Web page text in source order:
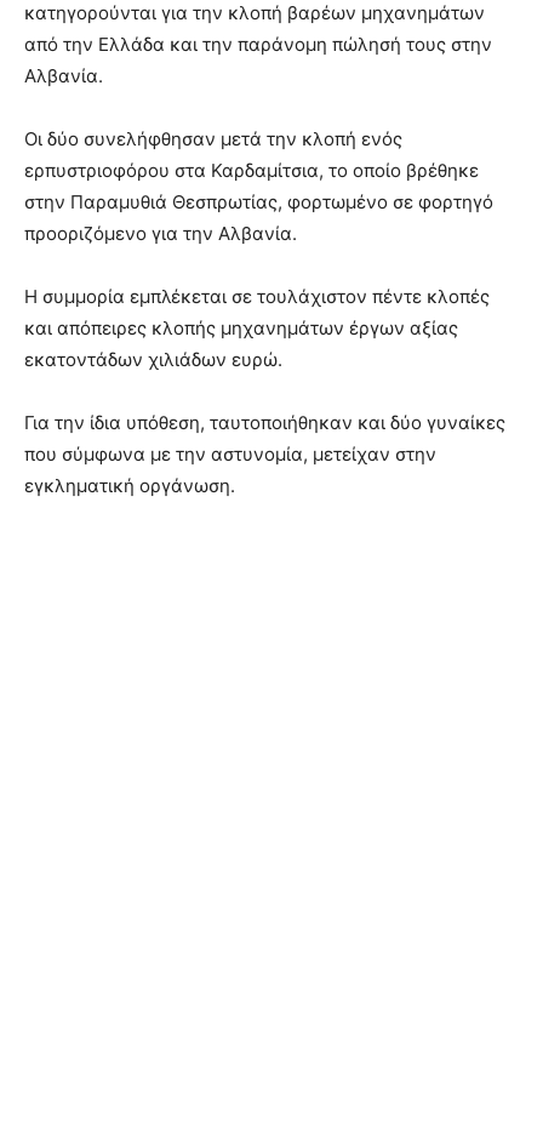
κατηγορούνται για την κλοπή βαρέων μηχανημάτων
από την Ελλάδα και την παράνομη πώλησή τους στην
Αλβανία.
Οι δύο συνελήφθησαν μετά την κλοπή ενός
ερπυστριοφόρου στα Καρδαμίτσια, το οποίο βρέθηκε
στην Παραμυθιά Θεσπρωτίας, φορτωμένο σε φορτηγό
προοριζόμενο για την Αλβανία.
Η συμμορία εμπλέκεται σε τουλάχιστον πέντε κλοπές
και απόπειρες κλοπής μηχανημάτων έργων αξίας
εκατοντάδων χιλιάδων ευρώ.
Για την ίδια υπόθεση, ταυτοποιήθηκαν και δύο γυναίκες
που σύμφωνα με την αστυνομία, μετείχαν στην
εγκληματική οργάνωση.